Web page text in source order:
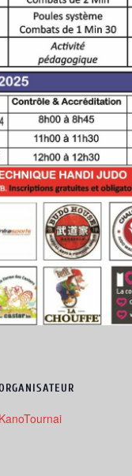
KanoTournai